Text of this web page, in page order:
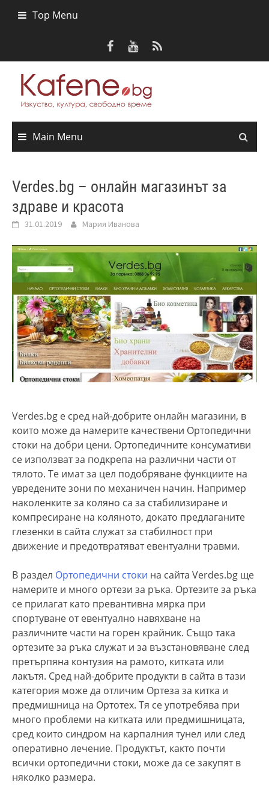
Top Menu
Main Menu
Verdes.bg – онлайн магазинът за
здраве и красота
31.01.2019 Мария Иванова
Verdes.bg e сред най-добрите онлайн магазини, в
които може да намерите качествени Ортопедични
стоки на добри цени. Ортопедичните консумативи
се използват за подкрепа на различни части от
тялото. Те имат за цел подобряване функциите на
увредените зони по механичен начин. Например
наколенките за коляно са за стабилизиране и
компресиране на коляното, докато предлаганите
глезенки в сайта служат за стабилност при
движение и предотвратяват евентуални травми.
В раздел Ортопедични стоки на сайта Verdes.bg ще
намерите и много ортези за ръка. Ортезите за ръка
се прилагат като превантивна мярка при
спортуване от евентуално навяхване на
различните части на горен крайник. Също така
ортезите за ръка служат и за възстановяване след
претърпяна контузия на рамото, китката или
лакътя. Сред най-добрите продукти в сайта в тази
категория може да отличим Ортеза за китка и
предмишница на Ортотех. Тя се употребява при
много проблеми на китката или предмишницата,
сред които синдром на карпалния тунел или след
оперативно лечение. Продуктът, както почти
всички ортопедични стоки, може да се закупят в
няколко размера.